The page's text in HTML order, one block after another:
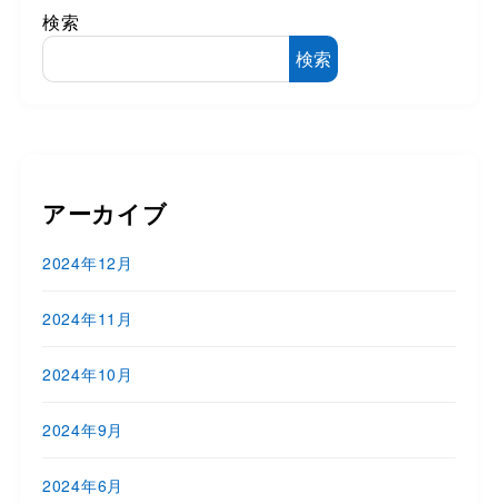
検索
検索
アーカイブ
2024年12月
2024年11月
2024年10月
2024年9月
2024年6月